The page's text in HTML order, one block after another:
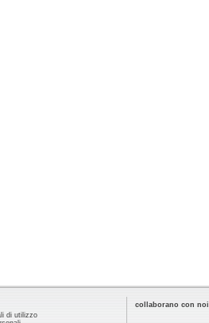
di utilizzo
collaborano con noi